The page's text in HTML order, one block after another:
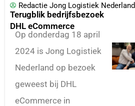
Redactie Jong Logistiek Nederland
Terugblik bedrijfsbezoek
DHL eCommerce
Op donderdag 18 april
2024 is Jong Logistiek
Nederland op bezoek
geweest bij DHL
eCommerce in